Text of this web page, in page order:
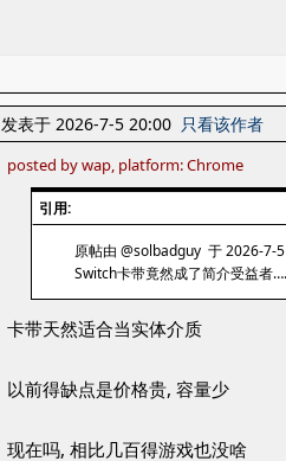
发表于 2026-7-5 20:00 只看该作者
posted by wap, platform: Chrome
引用:
原帖由 @solbadguy 于 2026-7-
Switch卡带竟然成了简介受益者
卡带天然适合当实体介质
以前得缺点是价格贵, 容量少
现在吗, 相比几百得游戏也没啥